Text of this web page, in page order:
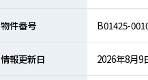
物件番号 B01425-
情報更新日 2026年8月9